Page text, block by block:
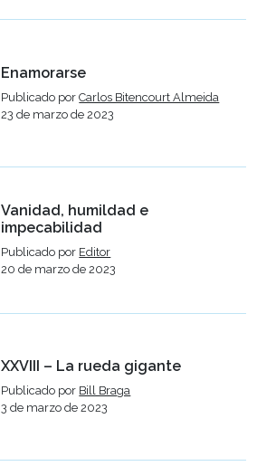
Enamorarse
Publicado porCarlos Bitencourt Almeida
23 de marzo de 2023
Vanidad, humildad e
impecabilidad
Publicado por Editor
20 de marzo de 2023
XXVIII – La rueda gigante
Publicado por Bill Braga
3 de marzo de 2023